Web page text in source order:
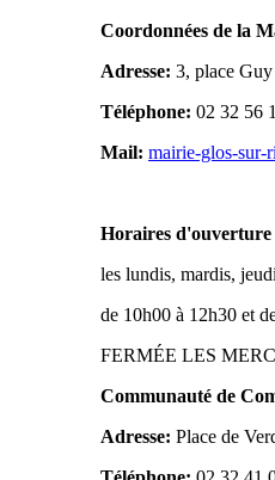
Coordonnées de la
Adresse: 3, place
Téléphone: 02 32 56
Mail: mairie-glos-sur-
Horaires
les lundis, mardis,
de 10h00 à 12h30 et
FERMÉE LES
Communauté de
Adresse: Place de